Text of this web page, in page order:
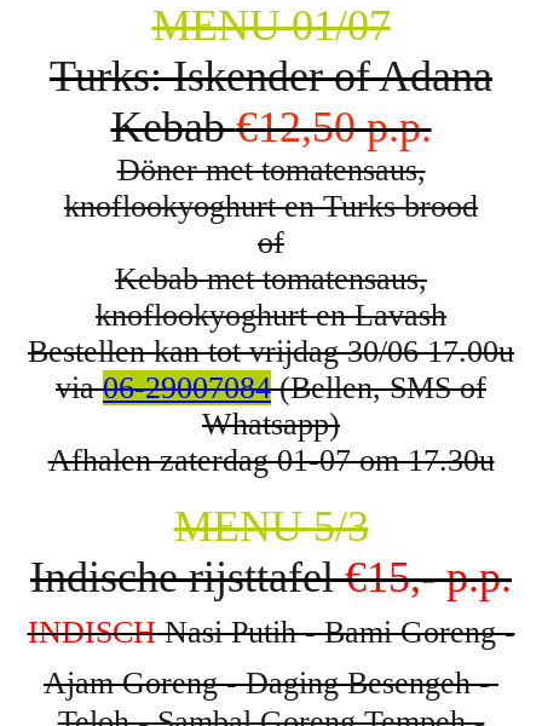
MENU 01/07
Turks:Iskenderof Adana
Kebab€12,50 p.p.
Döner met tomatensaus,
knoflookyoghurt en Turks brood
of
Kebab met tomatensaus,
knoflookyoghurt en Lavash
Bestellen kan tot vrijdag 30/06 17.00u
via06-29007084(Bellen, SMS of
Whatsapp)
Afhalen zaterdag 01-07 om 17.30u
MENU 5/3
Indische rijsttafel€15,- p.p.
INDISCHNasi Putih - Bami Goreng -
Ajam Goreng - Daging Besengeh -